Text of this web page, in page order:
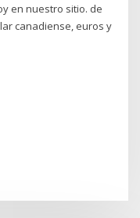
en nuestro sitio. de
canadiense, euros y